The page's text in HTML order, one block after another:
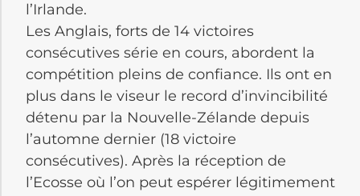
l’Irlande.
Les Anglais, forts de 14 victoires
consécutives série en cours, abordent la
compétition pleins de confiance. Ils ont en
plus dans le viseur le record d’invincibilité
détenu par la Nouvelle-Zélande depuis
l’automne dernier (18 victoire
consécutives). Après la réception de
l’Ecosse où l’on peut espérer légitimement